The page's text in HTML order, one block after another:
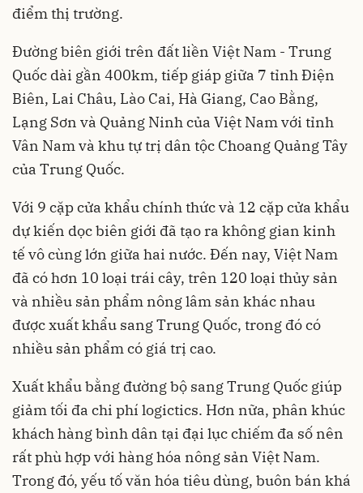
điểm thị trường.
Đường biên giới trên đất liền Việt Nam - Trung
Quốc dài gần 400km, tiếp giáp giữa 7 tỉnh Điện
Biên, Lai Châu, Lào Cai, Hà Giang, Cao Bằng,
Lạng Sơn và Quảng Ninh của Việt Nam với tỉnh
Vân Nam và khu tự trị dân tộc Choang Quảng Tây
của Trung Quốc.
Với 9 cặp cửa khẩu chính thức và 12 cặp cửa khẩu
dự kiến dọc biên giới đã tạo ra không gian kinh
tế vô cùng lớn giữa hai nước. Đến nay, Việt Nam
đã có hơn 10 loại trái cây, trên 120 loại thủy sản
và nhiều sản phẩm nông lâm sản khác nhau
được xuất khẩu sangTrung Quốc, trong đó có
nhiều sản phẩm có giá trị cao.
Xuất khẩu bằng đường bộ sang Trung Quốc giúp
giảm tối đa chi phí logictics. Hơn nữa, phân khúc
khách hàng bình dân tại đại lục chiếm đa số nên
rất phù hợp với hàng hóa nông sản Việt Nam.
Trong đó, yếu tố văn hóa tiêu dùng, buôn bán khá